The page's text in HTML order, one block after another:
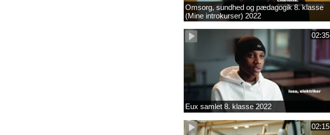
Omsorg, sundhed og pædagogik 8. klasse
(Mine introkurser) 2022
02:35
Eux samlet 8. klasse 2022
02:15